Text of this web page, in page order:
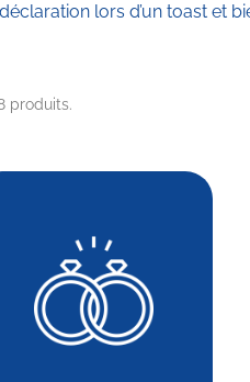
lors d’un toast et
produits.